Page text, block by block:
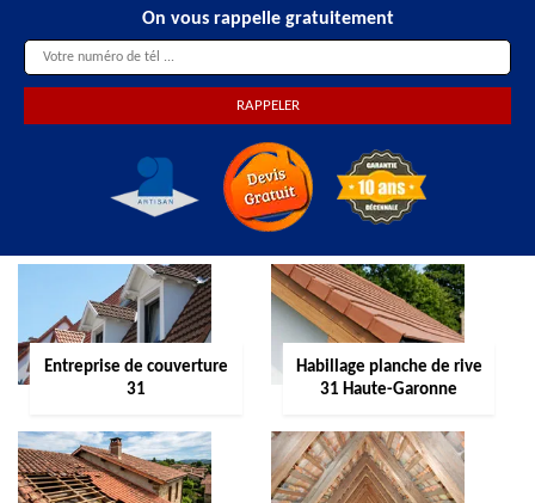
On vous rappelle gratuitement
Entreprise de couverture
31
Habillage planche de rive
31 Haute-Garonne